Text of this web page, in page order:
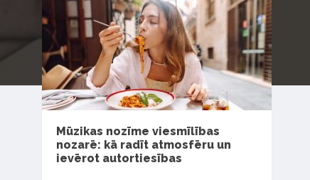
Mūzikas nozīme viesmīlības
nozarē: kā radīt atmosfēru un
ievērot autortiesības